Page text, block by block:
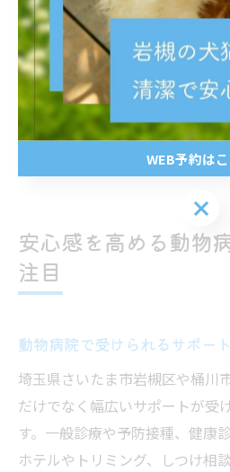
めてペットを飼う方や、地域に
っては、安心して相談できるネ
なります。
注意点として、イベントへの参
交流を強制されることはありま
報収集や交流を楽しめる病院を
安心感を高める動物
注目
動物病院で受けられるサポー
埼玉県さいたま市岩槻区や桶川
だけでなく幅広いサポートが受
す。一般診療や予防接種、健康
ホテルやトリミング、しつけ相
WEB予約はこ
WEB予約は